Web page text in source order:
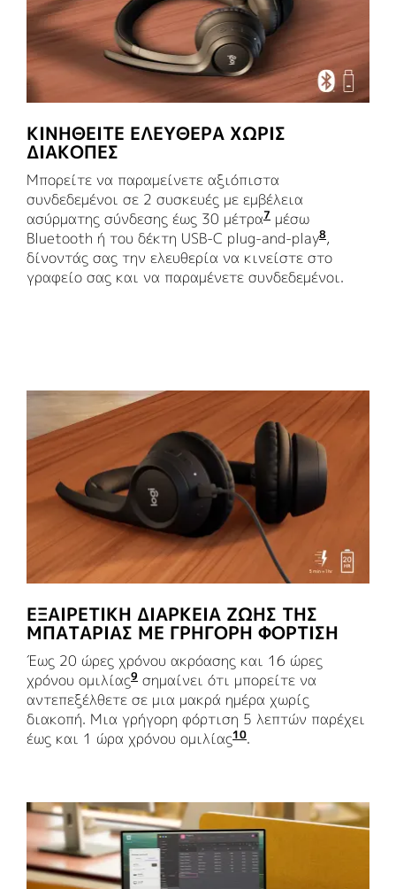
ΚΙΝΗΘΕΙΤΕ ΕΛΕΥΘΕΡΑ ΧΩΡΙΣ
ΔΙΑΚΟΠΕΣ
Μπορείτε να παραμείνετε αξιόπιστα
συνδεδεμένοι σε 2 συσκευές με εμβέλεια
ασύρματης σύνδεσης έως 30 μέτρα7 Με οπτική
μέσω
Bluetooth ή του δέκτη USB-C plug-and-play8Για
,
δίνοντάς σας την ελευθερία να κινείστε στο
γραφείο σας και να παραμένετε συνδεδεμένοι.
ΕΞΑΙΡΕΤΙΚΉ ΔΙΆΡΚΕΙΑ ΖΩΉΣ ΤΗΣ
ΜΠΑΤΑΡΊΑΣ ΜΕ ΓΡΉΓΟΡΗ ΦΌΡΤΙΣΗ
Έως 20 ώρες χρόνου ακρόασης και 16 ώρες
χρόνου ομιλίας9 Η διάρκεια ζωής της μπαταρίας
σημαίνει ότι μπορείτε να
αντεπεξέλθετε σε μια μακρά ημέρα χωρίς
διακοπή. Μια γρήγορη φόρτιση 5 λεπτών παρέχει
έως και 1 ώρα χρόνου ομιλίας10Η διάρκεια ζωής
.